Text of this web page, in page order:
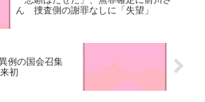
ん 捜査側の謝罪なしに「失望」
例の国会召集
初